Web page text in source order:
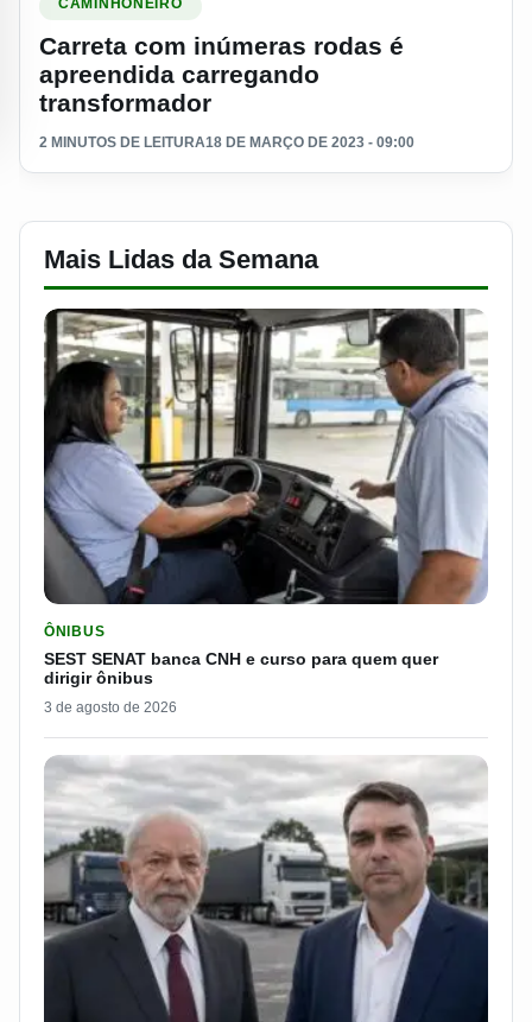
Carreta com inúmeras rodas é
apreendida carregando
transformador
2 MINUTOS DE LEITURA18 DE MARÇO DE 2023 - 09:00
Mais Lidas da Semana
ÔNIBUS
SEST SENAT banca CNH e curso para quem quer
dirigir ônibus
3 de agosto de 2026